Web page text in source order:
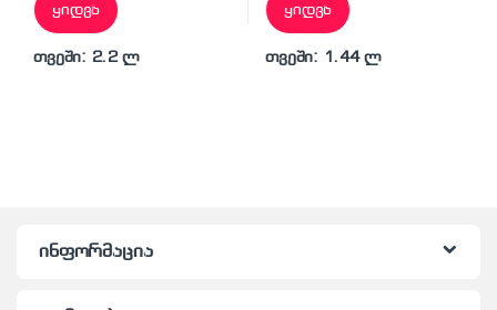
ყიდვა
თვეში: 2.2 ლ
ყიდვა
თვეში: 1.44 ლ
ინფორმაცია